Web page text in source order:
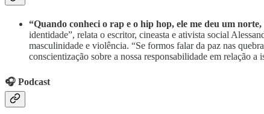
“Quando conheci o rap e o hip hop, ele me deu um norte,
identidade”, relata o escritor, cineasta e ativista social
masculinidade e violência. “Se formos falar da paz nas
conscientização sobre a nossa responsabilidade em relação
🎧 Podcast